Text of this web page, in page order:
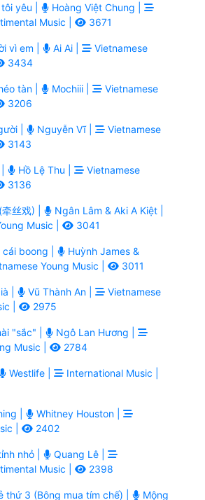
yêu |
Hoàng Việt Chung |
Music |
3671
vì em | Ai Ai |
Vietnamese
3434
tàn | Mochiii |
Vietnamese
3206
| Nguyễn Vĩ |
Vietnamese
3143
Hồ Lệ Thu |
Vietnamese
3136
丝戏) |
Ngân Lâm & Aki A Kiệt |
Music |
3041
boong |
Huỳnh James &
Young Music | 3011
| Vũ Thành An |
Vietnamese
|
2975
"sắc" |
Ngô Lan Hương |
Music |
2784
Westlife |
International Music |
|
Whitney Houston |
|
2402
nhỏ |
Quang Lê |
Music |
2398
thứ 3 (Bông mua tím chế) | Mộng